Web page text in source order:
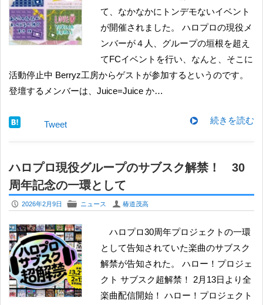
て、なかなかにトンデモないイベント
が開催されました。 ハロプロの現役メ
ンバーが４人、グループの垣根を超え
てFCイベントを行い、なんと、そこに
活動停止中 Berryz工房からゲストが参加するというのです。
登壇するメンバーは、Juice=Juice か…
続きを読む
Tweet
ハロプロ現役グループのサブスク解禁！ 30
周年記念の一環として
P 2026年2月9日 F ニュース U 椿道茂高
ハロプロ30周年プロジェクトの一環
として告知されていた楽曲のサブスク
解禁が告知された。 ハロー！プロジェ
クト サブスク超解禁！ 2月13日より全
楽曲配信開始！ ハロー！プロジェクト